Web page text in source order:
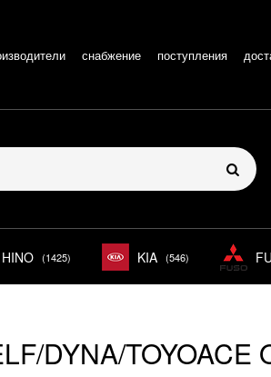
снабжение поступления
HINO (1425) KIA (546)
DYNA/TOYOACE